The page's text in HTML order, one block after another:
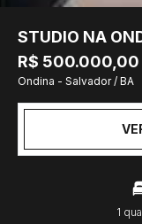
STUDIO NA
R$ 500.000,00
Ondina - Salvador / BA
1